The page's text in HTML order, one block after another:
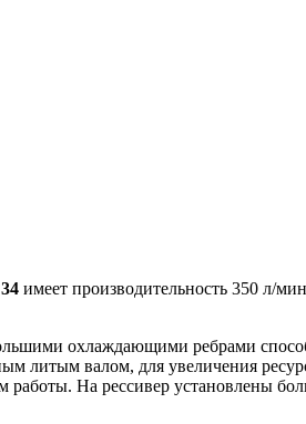
имеет производительность 350 л/
охлаждающими ребрами
литым валом, для увеличения
На рессивер установлены